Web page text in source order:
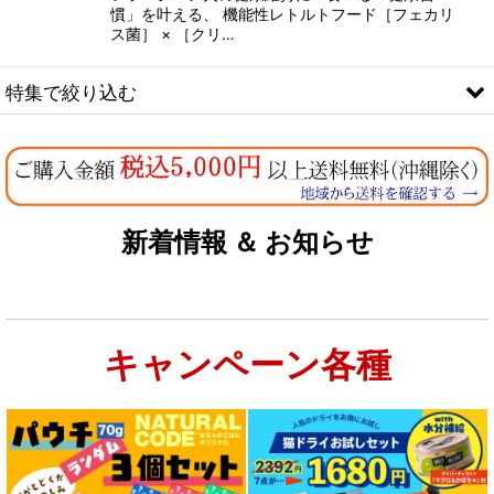
慣」を叶える、 機能性レトルトフード［フェカリ
ス菌］ × ［クリ…
特集で絞り込む
なちゅのオリジナルセット
お試しドライフード少量パック犬用
特集：大型犬＆多頭飼い用：セット＆大袋ドッグフード
特集 グリーントライプ（第４胃）とは
特集 フリーズドライ
新着情報 ＆ お知らせ
キャンペーン各種